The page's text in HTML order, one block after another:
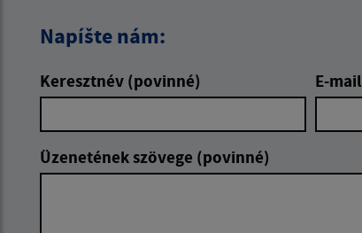
Napíšte nám:
Keresztnév (povinné) E-
Üzenetének szövege (povinné)